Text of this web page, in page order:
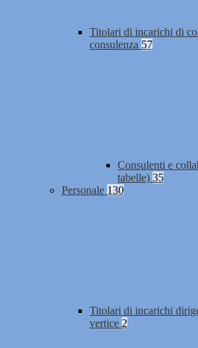
Titolari di incarichi di
consulenza 57
Consulenti e
tabelle) 35
Personale 130
Titolari di incarichi
vertice 2